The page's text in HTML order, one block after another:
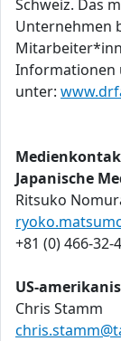
Schweiz. Das
Unternehmen
Informationen
unter:
Japanische
Ritsuko
+81 (0) 466-32-
US-
Chris Stamm